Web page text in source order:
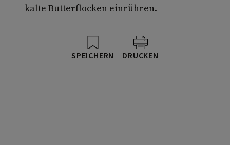
kalte Butterflocken einrühren.
SPEICHERN DRUCKEN